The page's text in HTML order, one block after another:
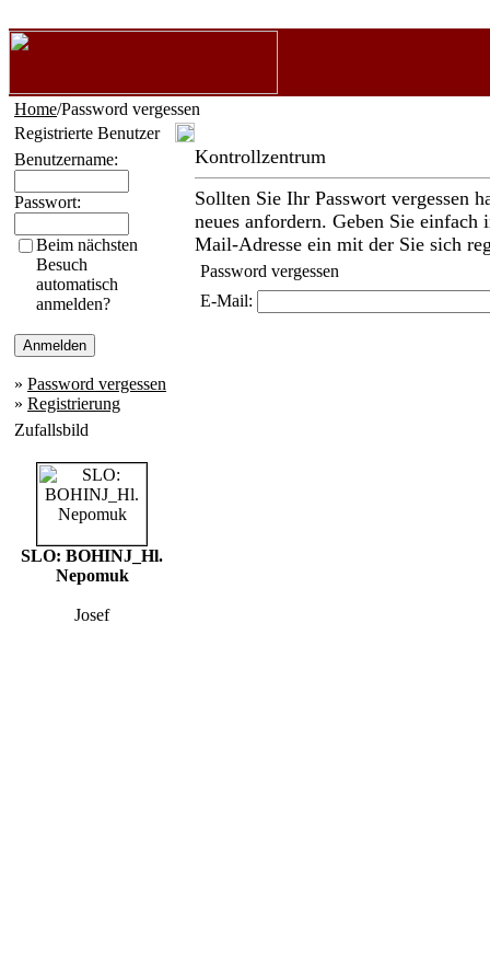
Home/Password vergessen
Registrierte Benutzer
Benutzername:
Passwort:
Beim nächsten
Besuch
automatisch
anmelden?
» Password vergessen
» Registrierung
Zufallsbild
SLO: BOHINJ_Hl.
Nepomuk
Josef
Kontrollzentrum
Sollten Sie Ihr Passwort vergessen
neues anfordern. Geben Sie
Mail-Adresse ein mit der Sie sich
Password vergessen
E-Mail: